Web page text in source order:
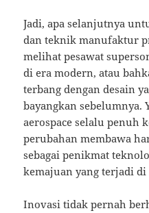
Jadi, apa selanjutnya
dan teknik manufaktur
melihat pesawat
di era modern, atau
terbang dengan desain
bayangkan sebelumnya.
aerospace selalu penuh
perubahan membawa
sebagai penikmat
kemajuan yang terjadi di
Inovasi tidak pernah